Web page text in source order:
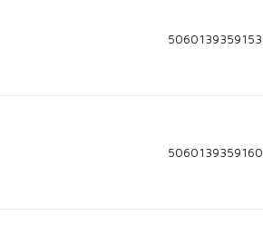
5060139359153
5060139359160